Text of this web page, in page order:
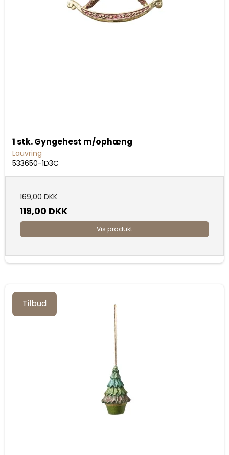
1 stk. Gyngehest m/ophæng
Lauvring
533650-1D3C
169,00 DKK
119,00 DKK
Vis produkt
Tilbud